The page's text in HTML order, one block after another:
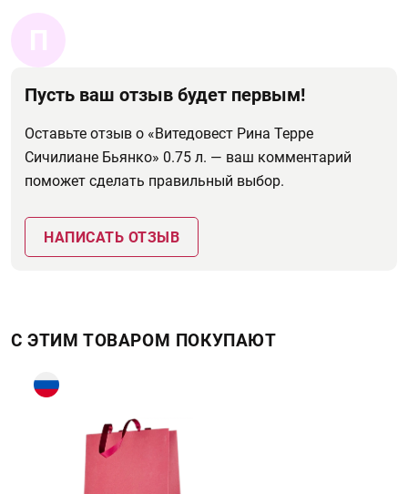
П
Пусть ваш отзыв будет первым!
Оставьте отзыв о «Витедовест Рина Терре
Сичилиане Бьянко» 0.75 л. — ваш комментарий
поможет сделать правильный выбор.
НАПИСАТЬ ОТЗЫВ
С ЭТИМ ТОВАРОМ ПОКУПАЮТ